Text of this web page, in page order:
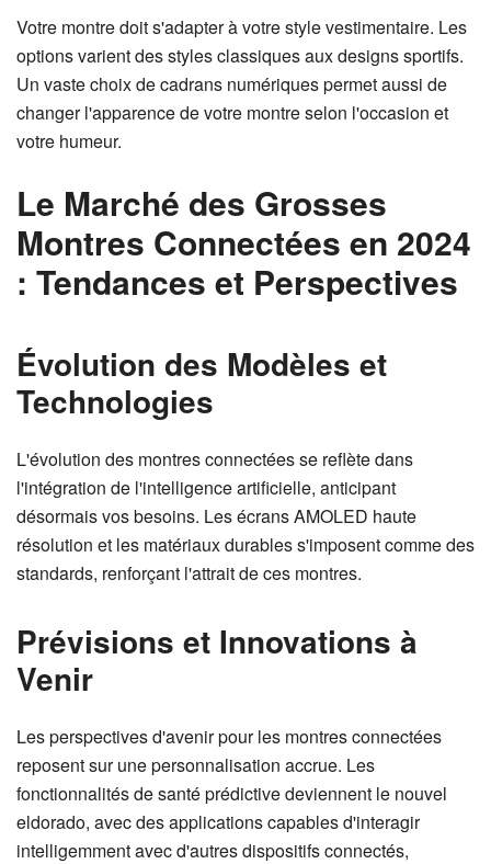
Votre montre doit s'adapter à votre style vestimentaire. Les
options varient des styles classiques aux designs sportifs.
Un vaste choix de cadrans numériques permet aussi de
changer l'apparence de votre montre selon l'occasion et
votre humeur.
Le Marché des Grosses
Montres Connectées en 2024
: Tendances et Perspectives
Évolution des Modèles et
Technologies
L'évolution des montres connectées se reflète dans
l'intégration de l'intelligence artificielle, anticipant
désormais vos besoins. Les écrans AMOLED haute
résolution et les matériaux durables s'imposent comme des
standards, renforçant l'attrait de ces montres.
Prévisions et Innovations à
Venir
Les perspectives d'avenir pour les montres connectées
reposent sur une personnalisation accrue. Les
fonctionnalités de santé prédictive deviennent le nouvel
eldorado, avec des applications capables d'interagir
intelligemment avec d'autres dispositifs connectés,